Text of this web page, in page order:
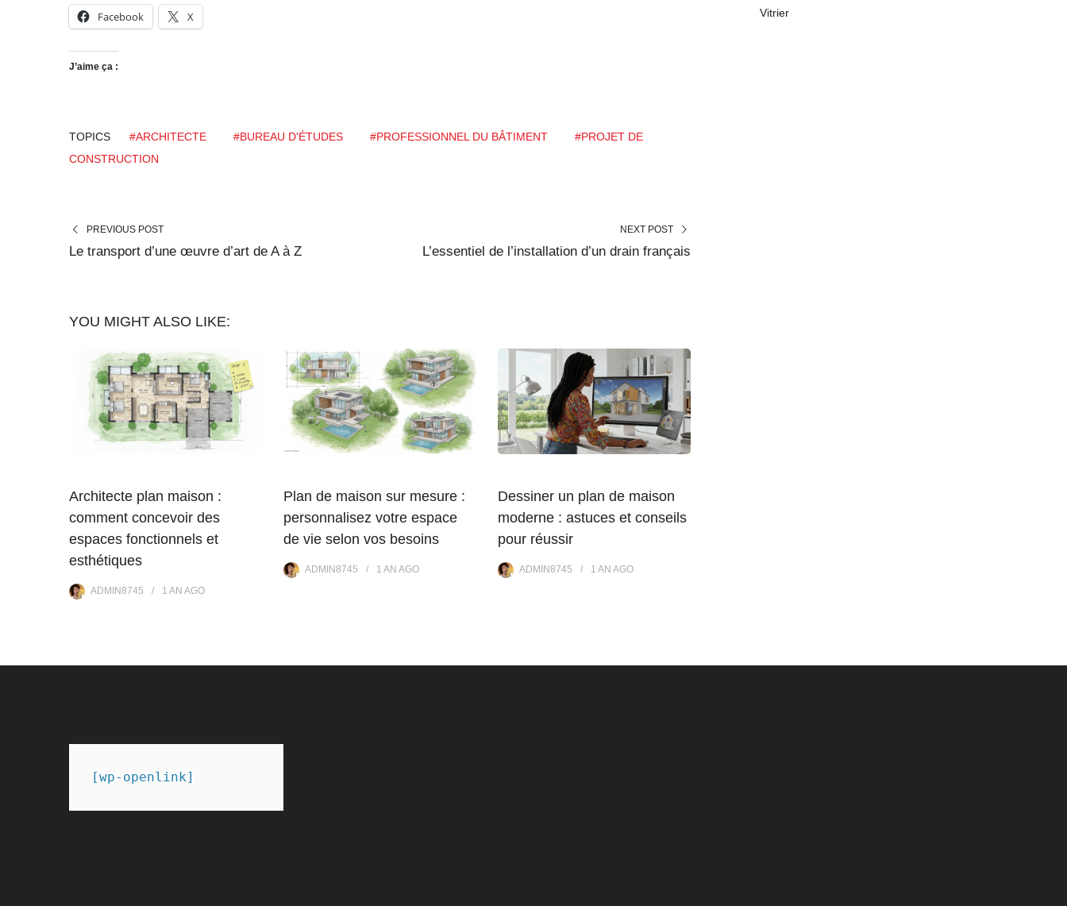
Facebook X
J’aime ça :
TOPICS #ARCHITECTE #BUREAU D'ÉTUDES #PROFESSIONNEL DU BÂTIMENT
#PROJET DE
CONSTRUCTION
PREVIOUS POST
Le transport d’une œuvre d’art de A à Z
NEXT POST
L’essentiel de l’installation d’un drain français
YOU MIGHT ALSO LIKE:
Architecte plan maison :
comment concevoir des
espaces fonctionnels et
esthétiques
ADMIN8745 1 AN AGO
Plan de maison sur mesure :
personnalisez votre espace
de vie selon vos besoins
ADMIN8745 1 AN AGO
Dessiner un plan de maison
moderne : astuces et conseils
pour réussir
ADMIN8745 1 AN AGO
Vitrier
[wp-openlink]